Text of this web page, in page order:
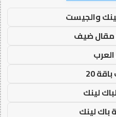
والجيست
20
لينك
باك لينك